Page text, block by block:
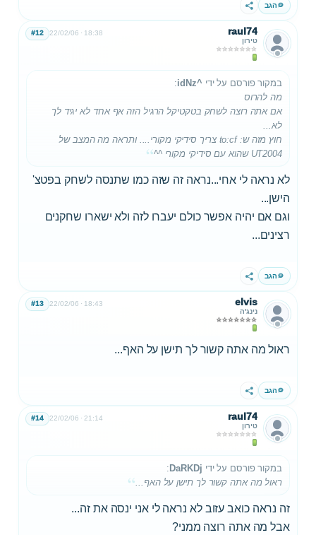
הגב שתף
raul74
טירון
22/02/06 18:38
#12
במקור פורסם על ידי ^idNz
:
מה להרוס
אם אתה רוצה לשחק בטקטיקל הרגיל הזה אף אחד לא יגיד לך
לא...
חוץ מזה ש: to:cf צריך סידיקי מקורי.... ותראה מה המצב של
UT2004 שהוא עם סידיקי מקורי ^^
לא נראה לי אחי...נראה זה שזה כמו שתנסה לשחק בפטצ'
הישן...
וגם אם יהיה אפשר כולם יעברו לזה ולא ישארו שחקנים
רצינים...
הגב שתף
elvis
נינג'ה
22/02/06 18:43
#13
ראול מה אתה קשור לך תישן על האף...
הגב שתף
raul74
טירון
22/02/06 21:14
#14
במקור פורסם על ידי DaRKDj
:
ראול מה אתה קשור לך תישן על האף...
זה נראה כואב עזוב לא נראה לי אני ינסה את זה...
אבל מה אתה רוצה ממני?